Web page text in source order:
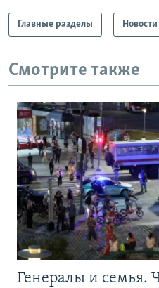
Главные разделы Новости
Смотрите также
Генералы и семья.